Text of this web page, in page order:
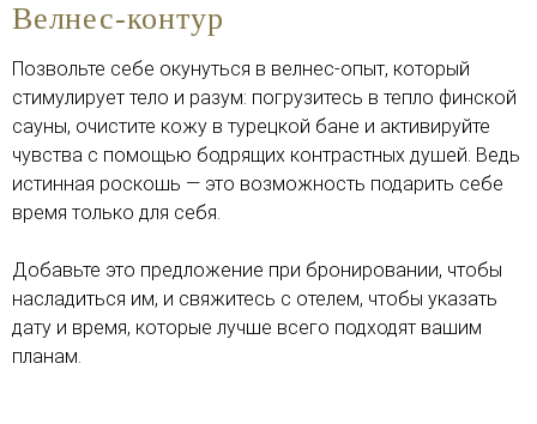
Велнес-контур
Позвольте себе окунуться в велнес-опыт, который
стимулирует тело и разум: погрузитесь в тепло финской
сауны, очистите кожу в турецкой бане и активируйте
чувства с помощью бодрящих контрастных душей. Ведь
истинная роскошь — это возможность подарить себе
время только для себя.
Добавьте это предложение при бронировании, чтобы
насладиться им, и свяжитесь с отелем, чтобы указать
дату и время, которые лучше всего подходят вашим
планам.